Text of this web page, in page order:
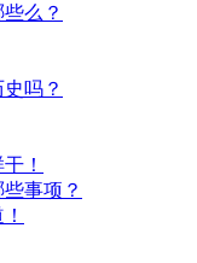
么？
吗？
！
事项？